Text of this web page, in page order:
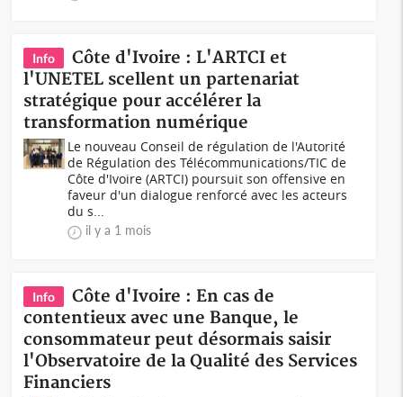
Info
Côte d'Ivoire : L'ARTCI et
l'UNETEL scellent un partenariat
stratégique pour accélérer la
transformation numérique
Le nouveau Conseil de régulation de l'Autorité
de Régulation des Télécommunications/TIC de
Côte d'Ivoire (ARTCI) poursuit son offensive en
faveur d'un dialogue renforcé avec les acteurs
du s...
il y a 1 mois
Info
Côte d'Ivoire : En cas de
contentieux avec une Banque, le
consommateur peut désormais saisir
l'Observatoire de la Qualité des Services
Financiers